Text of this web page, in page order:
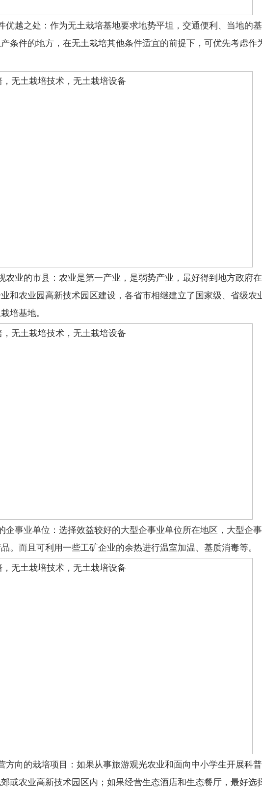
优越之处：作为无土栽培基地要求地势平坦，交通便利、当地的
条件的地方，在无土栽培其他条件适宜的前提下，可优先考虑
农业的市县：农业是第一产业，是弱势产业，最好得到地方政府
和农业园高新技术园区建设，各省市相继建立了国家级、省级
培基地。
企事业单位：选择效益较好的大型企事业单位所在地区，大型企
。而且可利用一些工矿企业的余热进行温室加温、基质消毒等。
方向的栽培项目：如果从事旅游观光农业和面向中小学生开展科
或农业高新技术园区内；如果经营生态酒店和生态餐厅，最好选